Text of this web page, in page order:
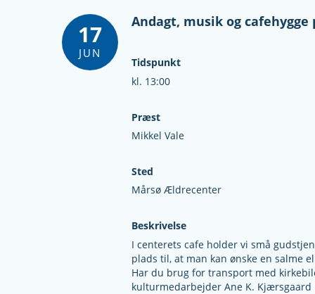
17
JUN
Andagt, musik og
Tidspunkt
kl. 13:00
Præst
Mikkel Vale
Sted
Mårsø Ældrecenter
Beskrivelse
I centerets cafe holder vi små
plads til, at man kan ønske en salme
Har du brug for transport med
kulturmedarbejder Ane K. Kjærsgaard